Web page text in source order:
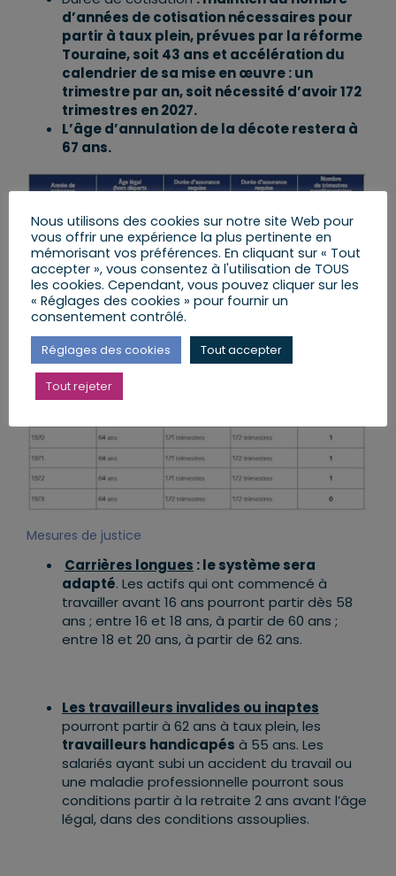
d’années de cotisation nécessaires pour
partir à taux plein, prévues par la réforme
Touraine, soit 43 ans et accélération du
calendrier de sa mise en œuvre : un
trimestre par an, soit nécessité d’avoir 172
trimestres en 2027.
L’âge d’annulation de la décote restera à
67 ans.
Mesures de justice
Carrières longues : le système sera
adapté. Les actifs qui ont commencé à
travailler avant 16 ans pourront partir dès 58
ans ; entre 16 et 18 ans, à partir de 60 ans ;
entre 18 et 20 ans, à partir de 62 ans.
Les travailleurs invalides ou inaptes
pourront partir à 62 ans à taux plein, les
travailleurs handicapés à 55 ans. Les
salariés ayant subi un accident du travail ou
une maladie professionnelle pourront sous
conditions partir à la retraite 2 ans avant l’âge
légal, dans des conditions assouplies.
Nous utilisons des cookies sur notre site Web pour
vous offrir une expérience la plus pertinente en
mémorisant vos préférences. En cliquant sur « Tout
accepter », vous consentez à l'utilisation de TOUS
les cookies. Cependant, vous pouvez cliquer sur les
« Réglages des cookies » pour fournir un
consentement contrôlé.
Réglages des cookies Tout accepter
Tout rejeter